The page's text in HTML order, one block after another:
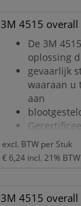
deeltjes
spetters
Stevig,
3M 4515 overall
De 3M
oplossing
gevaarlijk
waaraan u
aan
voor
(PPE)
excl. BTW per Stuk
€ 6,24 incl. 21% BTW
3M 4515 overall